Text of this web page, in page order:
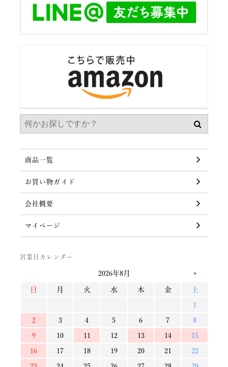
商品一覧
お買い物ガイド
会社概要
マイページ
営業日カレンダー